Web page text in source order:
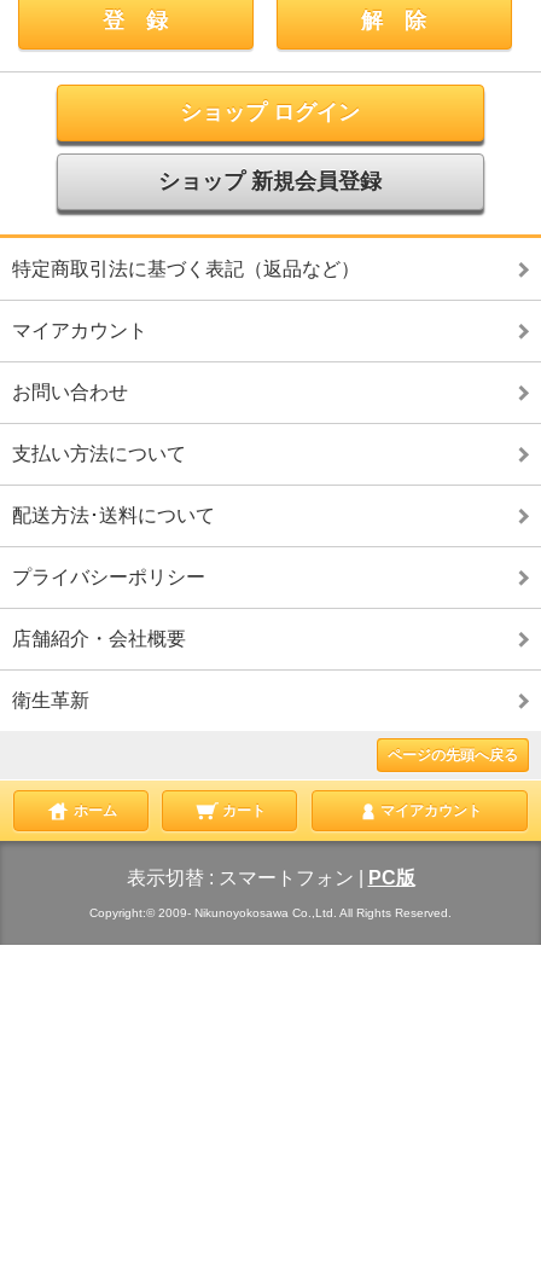
ショップ ログイン
ショップ 新規会員登録
特定商取引法に基づく表記（返品など）
マイアカウント
お問い合わせ
支払い方法について
配送方法･送料について
プライバシーポリシー
店舗紹介・会社概要
衛生革新
ページの先頭へ戻る
ホーム カート マイアカウント
表示切替 : スマートフォン PC版
Copyright:© 2009- Nikunoyokosawa Co.,Ltd. All Rights Reserved.